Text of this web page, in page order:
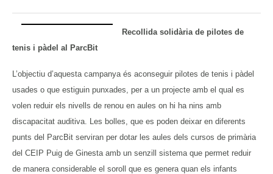
Recollida solidària de pilotes de
tenis i pàdel al ParcBit
L’objectiu d’aquesta campanya és aconseguir pilotes de tenis i pàdel
usades o que estiguin punxades, per a un projecte amb el qual es
volen reduir els nivells de renou en aules on hi ha nins amb
discapacitat auditiva. Les bolles, que es poden deixar en diferents
punts del ParcBit serviran per dotar les aules dels cursos de primària
del CEIP Puig de Ginesta amb un senzill sistema que permet reduir
de manera considerable el soroll que es genera quan els infants